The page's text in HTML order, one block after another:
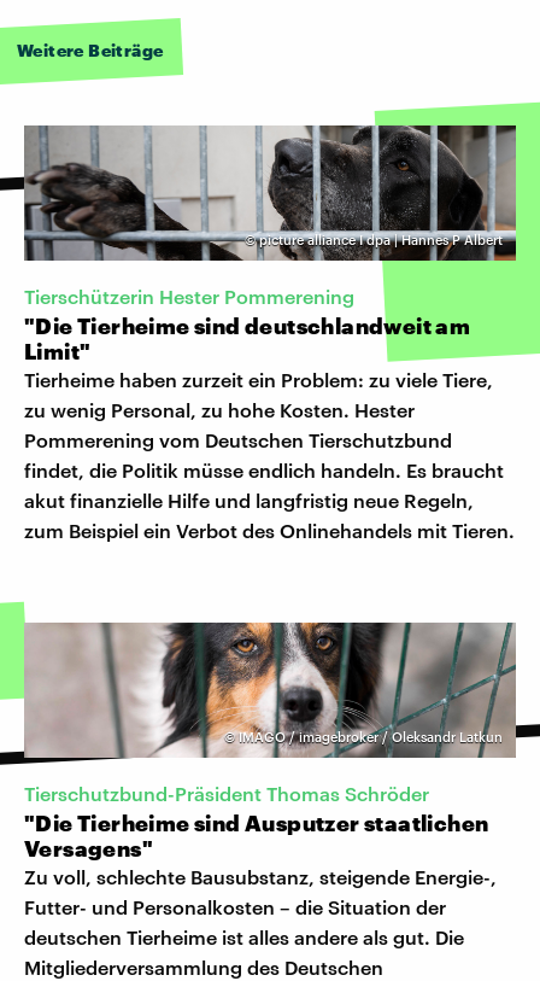
Weitere Beiträge
©picture alliance I dpa | Hannes P Albert
Tierschützerin Hester Pommerening
"Die Tierheime sind deutschlandweit am
Limit"
Tierheime haben zurzeit ein Problem: zu viele Tiere,
zu wenig Personal, zu hohe Kosten. Hester
Pommerening vom Deutschen Tierschutzbund
findet, die Politik müsse endlich handeln. Es braucht
akut finanzielle Hilfe und langfristig neue Regeln,
zum Beispiel ein Verbot des Onlinehandels mit Tieren.
©IMAGO / imagebroker / Oleksandr Latkun
Tierschutzbund-Präsident Thomas Schröder
"Die Tierheime sind Ausputzer staatlichen
Versagens"
Zu voll, schlechte Bausubstanz, steigende Energie-,
Futter- und Personalkosten – die Situation der
deutschen Tierheime ist alles andere als gut. Die
Mitgliederversammlung des Deutschen